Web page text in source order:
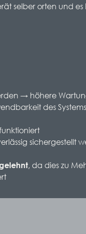
selber orten und
→ höhere
des
sichergestellt
, da dies zu